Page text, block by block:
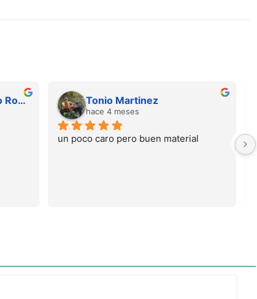
Juan Francisco Navarro Roman Tonio Martinez
hace 4 meses
un poco caro pero buen material